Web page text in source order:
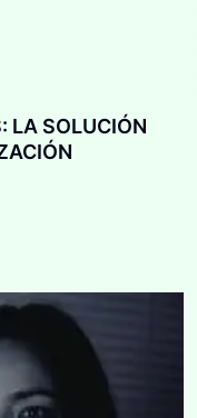
LA SOLUCIÓN